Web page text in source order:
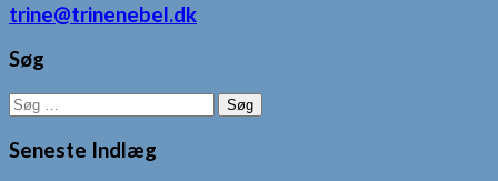
trine@trinenebel.dk
Søg
Søg
efter:
Seneste Indlæg